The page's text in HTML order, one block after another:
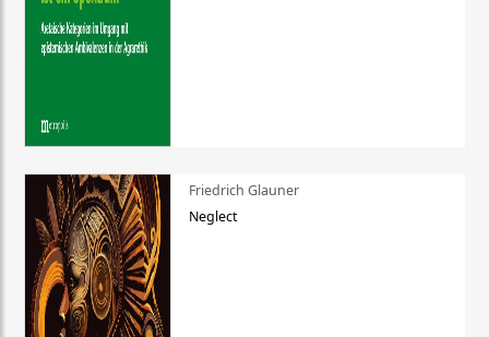
Friedrich Glauner
Neglect